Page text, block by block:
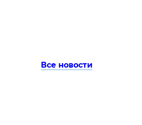
Все новости